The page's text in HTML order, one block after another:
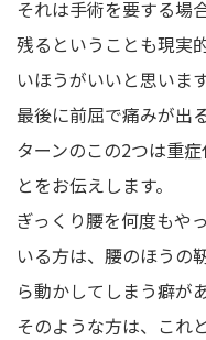
それは手術を要する場
残るということも現実
いほうがいいと思います
最後に前屈で痛みが出
ターンのこの2つは重
とをお伝えします。
ぎっくり腰を何度もや
いる方は、腰のほうの
ら動かしてしまう癖が
そのような方は、これ